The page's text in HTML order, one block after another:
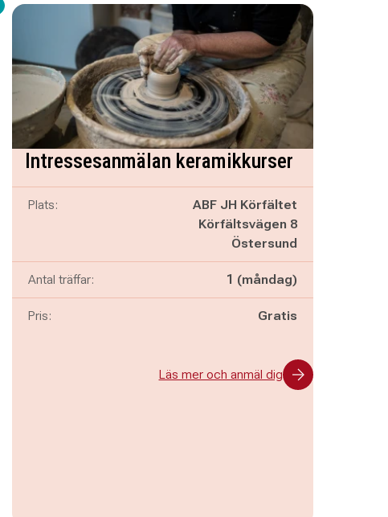
Intressesanmälan keramikkurser
Plats:
ABF JH Körfältet
Körfältsvägen 8
Östersund
Antal träffar: 1 (måndag)
Pris: Gratis
Läs mer och anmäl dig